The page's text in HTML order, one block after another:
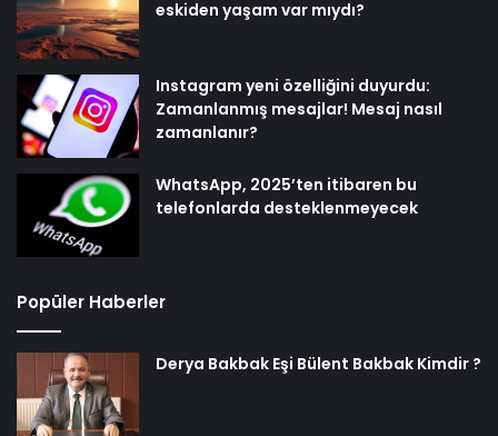
eskiden yaşam var mıydı?
Instagram yeni özelliğini duyurdu:
Zamanlanmış mesajlar! Mesaj nasıl
zamanlanır?
WhatsApp, 2025’ten itibaren bu
telefonlarda desteklenmeyecek
Popüler Haberler
Derya Bakbak Eşi Bülent Bakbak Kimdir ?